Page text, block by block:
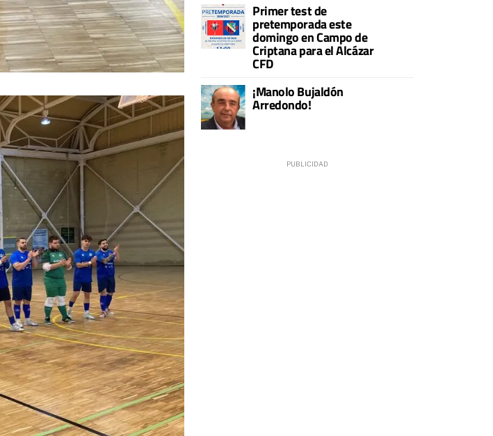
Primer test de
pretemporada este
domingo en Campo de
Criptana para el Alcázar
CFD
¡Manolo Bujaldón
Arredondo!